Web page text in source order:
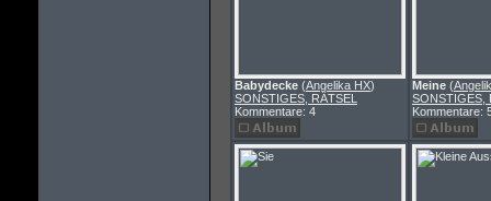
Babydecke (Angelika HX)
SONSTIGES, RÄTSEL
Kommentare: 4
Meine (
SONSTIGES,
Kommentare: